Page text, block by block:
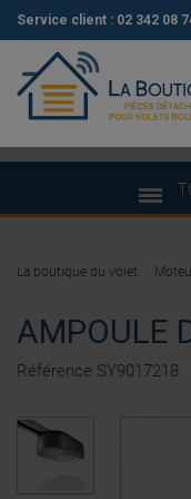
Service client : 02 342 08
AMPOULE
Référence SY9017218
La boutique du volet